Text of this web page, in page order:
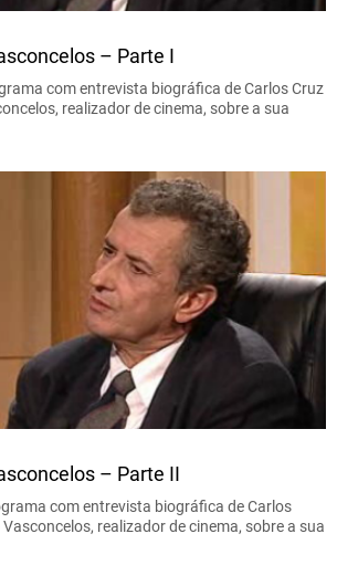
– Parte I
com entrevista biográfica de Carlos Cruz
realizador de cinema, sobre a sua
– Parte II
com entrevista biográfica de Carlos
realizador de cinema, sobre a sua